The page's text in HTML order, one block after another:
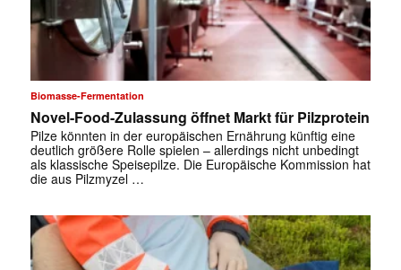
Biomasse-Fermentation
Novel-Food-Zulassung öffnet Markt für Pilzprotein
Pilze könnten in der europäischen Ernährung künftig eine
deutlich größere Rolle spielen – allerdings nicht unbedingt
als klassische Speisepilze. Die Europäische Kommission hat
die aus Pilzmyzel …